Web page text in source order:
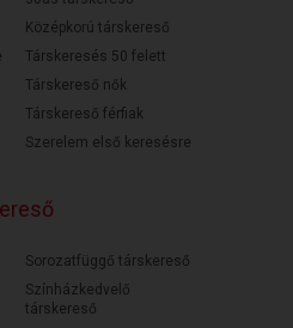
Középkorú társkereső
Társkeresés 50 felett
Társkereső nők
Társkereső férfiak
Szerelem első keresésre
Sorozatfüggő társkereső
Színházkedvelő
társkereső